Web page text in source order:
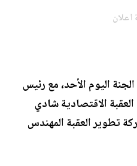
اعلان
اليوم الأحد، مع رئيس
الاقتصادية شادي
تطوير العقبة المهندس